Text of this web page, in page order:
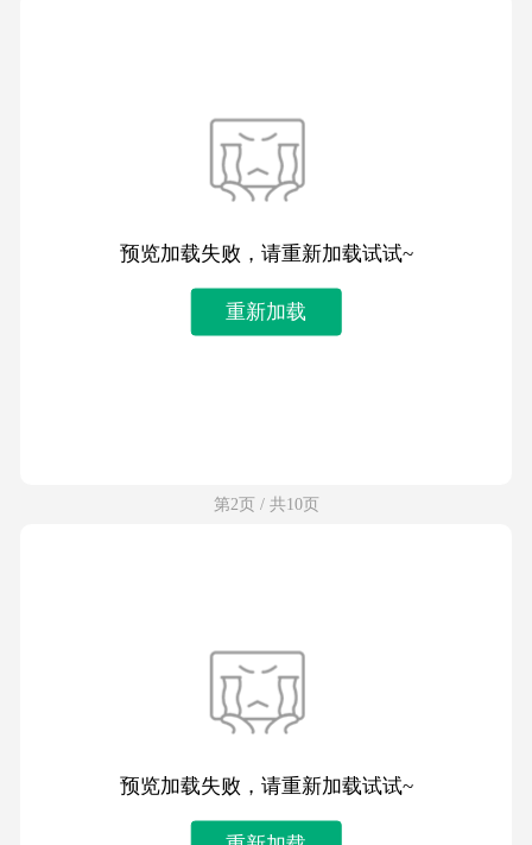
预览加载失败，请重新加载试试~
重新加载
第2页 / 共10页
预览加载失败，请重新加载试试~